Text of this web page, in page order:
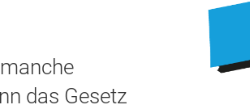
das Gesetz